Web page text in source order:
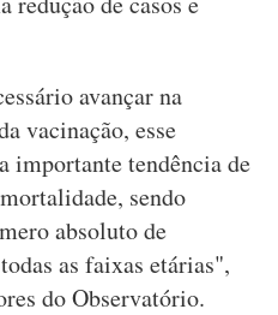
avançar na
vacinação, esse
importante tendência de
sendo
absoluto de
as faixas etárias",
do Observatório.